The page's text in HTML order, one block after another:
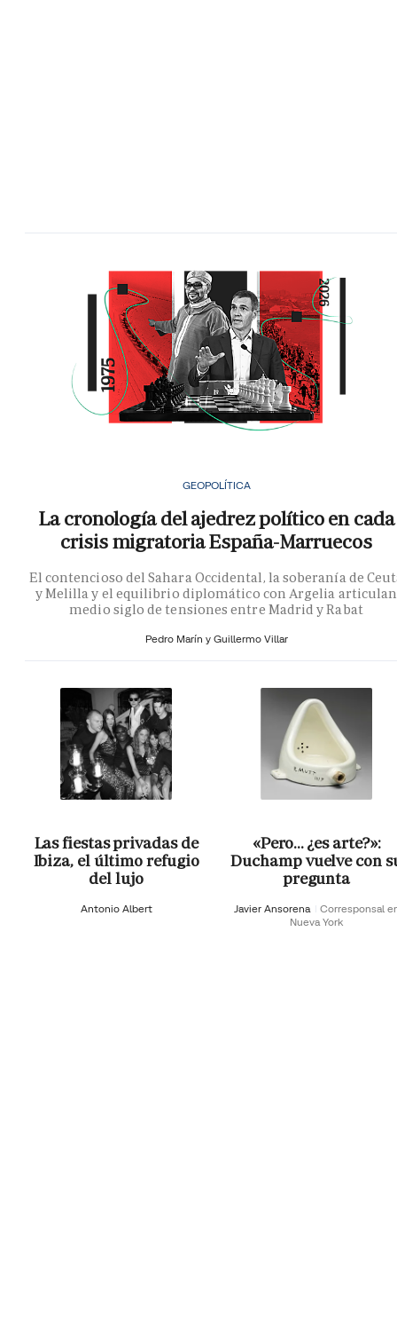
GEOPOLÍTICA
La cronología del ajedrez político en cada
crisis migratoria España-Marruecos
El contencioso del Sahara Occidental, la soberanía de
y Melilla y el equilibrio diplomático con Argelia articulan
medio siglo de tensiones entre Madrid y Rabat
Pedro Marín y Guillermo Villar
Las fiestas privadas de
Ibiza, el último refugio
del lujo
Antonio Albert
«Pero… ¿es arte?»:
Duchamp vuelve con
pregunta
Javier Ansorena
Corresponsal
Nueva York